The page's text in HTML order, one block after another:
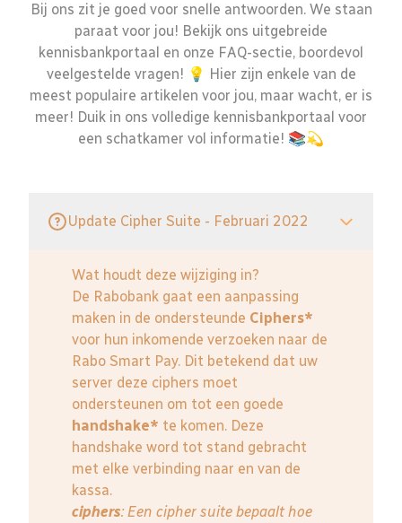
Bij ons zit je goed voor snelle antwoorden. We staan
paraat voor jou! Bekijk ons uitgebreide
kennisbankportaal en onze FAQ-sectie, boordevol
veelgestelde vragen! 💡 Hier zijn enkele van de
meest populaire artikelen voor jou, maar wacht, er is
meer! Duik in ons volledige kennisbankportaal voor
een schatkamer vol informatie! 📚💫
Update Cipher Suite - Februari 2022
Wat houdt deze wijziging in?
De Rabobank gaat een aanpassing
maken in de ondersteunde Ciphers*
voor hun inkomende verzoeken naar de
Rabo Smart Pay. Dit betekend dat uw
server deze ciphers moet
ondersteunen om tot een goede
handshake* te komen. Deze
handshake word tot stand gebracht
met elke verbinding naar en van de
kassa.
ciphers: Een cipher suite bepaalt hoe